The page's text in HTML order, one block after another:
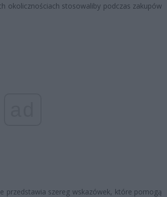
okolicznościach stosowaliby podczas zakupów
przedstawia szereg wskazówek, które pomogą